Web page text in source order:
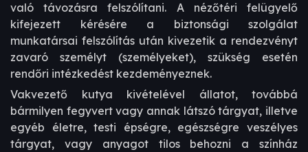
való távozásra felszólítani. A nézőtéri felügyelő
kifejezett kérésére a biztonsági szolgálat
munkatársai felszólítás után kivezetik a rendezvényt
zavaró személyt (személyeket), szükség esetén
rendőri intézkedést kezdeményeznek.
Vakvezető kutya kivételével állatot, továbbá
bármilyen fegyvert vagy annak látszó tárgyat, illetve
egyéb életre, testi épségre, egészségre veszélyes
tárgyat, vagy anyagot tilos behozni a színház